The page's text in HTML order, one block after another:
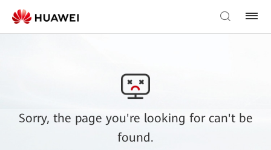
Sorry, the page you're looking for can't be
found.